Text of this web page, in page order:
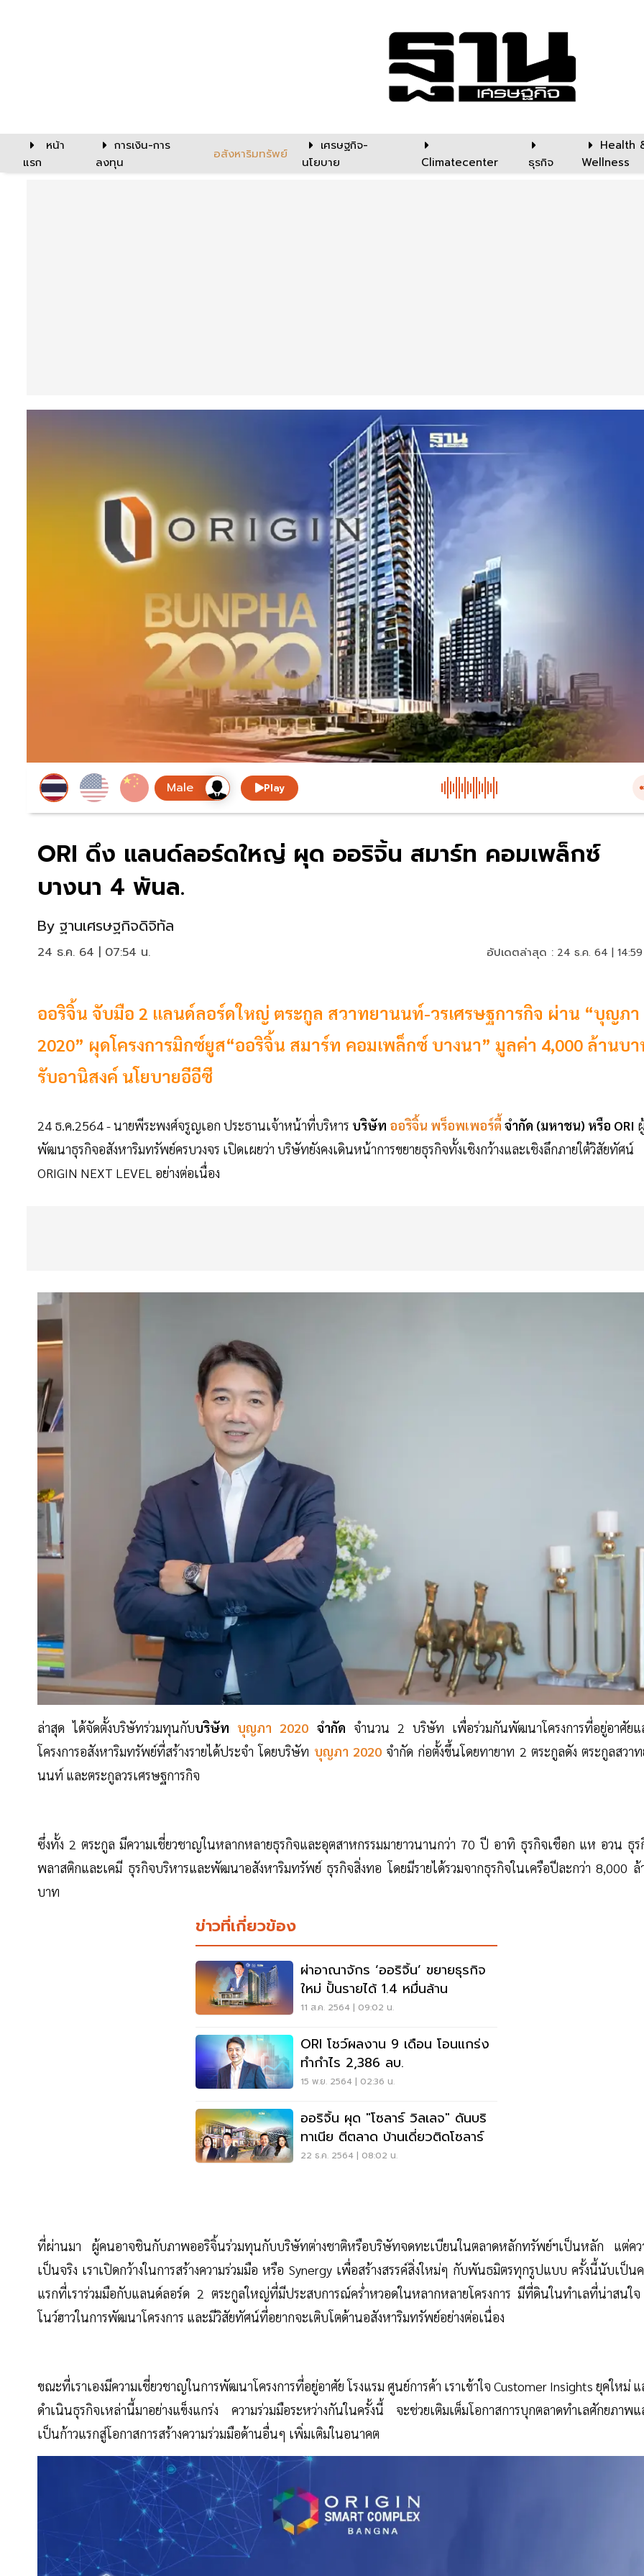
หน้า
แรก
การเงิน-การ
ลงทุน
อสังหาริมทรัพย์
เศรษฐกิจ-
นโยบาย
Climatecenter ธุรกิจ
Health
Wellness
Play
ORI ดึง แลนด์ลอร์ดใหญ่ ผุด ออริจิ้น สมาร์ท คอมเพล็กซ์
บางนา 4 พันล.
By ฐานเศรษฐกิจดิจิทัล
24 ธ.ค. 64 | 07:54 น. อัปเดตล่าสุด : 24 ธ.ค. 64 |
ออริจิ้น จับมือ 2 แลนด์ลอร์ดใหญ่ ตระกูล สวาทยานนท์-วรเศรษฐการกิจ ผ่าน “บุญภา
2020” ผุดโครงการมิกซ์ยูส“ออริจิ้น สมาร์ท คอมเพล็กซ์ บางนา” มูลค่า 4,000 ล้านบ
รับอานิสงค์ นโยบายอีอีซี
24 ธ.ค.2564 - นายพีระพงศ์​จรูญเอก ประธานเจ้าหน้าที่บริหาร บริษัท ออริจิ้น พร็อพเพอร์ตี้ จำกัด (มหาชน) หรือ ORI
พัฒนาธุรกิจอสังหาริมทรัพย์ครบวงจร เปิดเผยว่า บริษัทยังคงเดินหน้าการขยายธุรกิจทั้งเชิงกว้างและเชิงลึกภายใต้วิสัยทัศน์
ORIGIN NEXT LEVEL อย่างต่อเนื่อง
ล่าสุด ได้จัดตั้งบริษัทร่วมทุนกับบริษัท บุญภา 2020 จำกัด จำนวน 2 บริษัท เพื่อร่วมกันพัฒนาโครงการที่อยู่อาศัยแ
โครงการอสังหาริมทรัพย์ที่สร้างรายได้ประจำ โดยบริษัท บุญภา 2020 จำกัด ก่อตั้งขึ้นโดยทายาท 2 ตระกูลดัง ตระกูลสวาท
นนท์ และตระกูลวรเศรษฐการกิจ
ซึ่งทั้ง 2 ตระกูล มีความเชี่ยวชาญในหลากหลายธุรกิจและอุตสาหกรรมมายาวนานกว่า 70 ปี อาทิ ธุรกิจเชือก แห อวน ธุร
พลาสติกและเคมี ธุรกิจบริหารและพัฒนาอสังหาริมทรัพย์ ธุรกิจสิ่งทอ โดยมีรายได้รวมจากธุรกิจในเครือปีละกว่า 8,000 ล้
บาท
ข่าวที่เกี่ยวข้อง
ผ่าอาณาจักร ‘ออริจิ้น’ ขยายธุรกิจ
ใหม่ ปั้นรายได้ 1.4 หมื่นล้าน
11 ส.ค. 2564 | 09:02 น.
ORI โชว์ผลงาน 9 เดือน โอนแกร่ง
ทำกำไร 2,386 ลบ.
15 พ.ย. 2564 | 02:36 น.
ออริจิ้น ผุด "โซลาร์ วิลเลจ" ดันบริ
ทาเนีย ตีตลาด บ้านเดี่ยวติดโซลาร์
22 ธ.ค. 2564 | 08:02 น.
ที่ผ่านมา ผู้คนอาจชินกับภาพออริจิ้นร่วมทุนกับบริษัทต่างชาติหรือบริษัทจดทะเบียนในตลาดหลักทรัพย์ฯเป็นหลัก แต่คว
เป็นจริง เราเปิดกว้างในการสร้างความร่วมมือ หรือ Synergy เพื่อสร้างสรรค์สิ่งใหม่ๆ กับพันธมิตรทุกรูปแบบ ครั้งนี้นับเป็น
แรกที่เราร่วมมือกับแลนด์ลอร์ด 2 ตระกูลใหญ่ที่มีประสบการณ์คร่ำหวอดในหลากหลายโครงการ มีที่ดินในทำเลที่น่าสนใ
โนว์ฮาวในการพัฒนาโครงการ และมีวิสัยทัศน์ที่อยากจะเติบโตด้านอสังหาริมทรัพย์อย่างต่อเนื่อง
ขณะที่เราเองมีความเชี่ยวชาญในการพัฒนาโครงการที่อยู่อาศัย โรงแรม ศูนย์การค้า เราเข้าใจ Customer Insights ยุคใหม่
ดำเนินธุรกิจเหล่านี้มาอย่างแข็งแกร่ง ความร่วมมือระหว่างกันในครั้งนี้ จะช่วยเติมเต็มโอกาสการบุกตลาดทำเลศักยภาพแ
เป็นก้าวแรกสู่โอกาสการสร้างความร่วมมือด้านอื่นๆ เพิ่มเติมในอนาคต